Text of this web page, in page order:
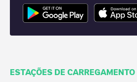
ESTAÇÕES DE CARREGAMENTO